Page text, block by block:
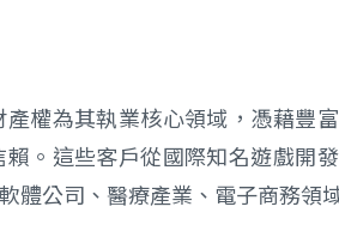
權為其執業核心領域，憑藉豐
。這些客戶從國際知名遊戲開
體公司、醫療產業、電子商務領